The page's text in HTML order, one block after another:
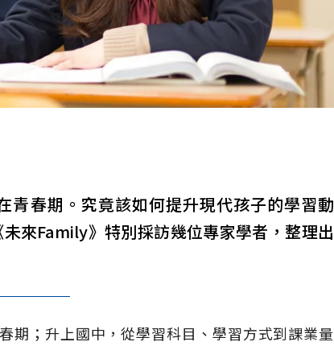
青春期。究竟該如何提升現代孩子的學習動
來Family》特別採訪幾位專家學者，整理出
期；升上國中，從學習科目、學習方式到課業量